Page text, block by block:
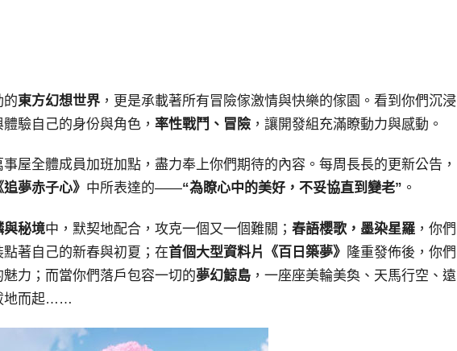
的東方幻想世界 ，更是承載著所有冒險傢激情與快樂的傢園。看到你們沉浸
驗自己的身份與角色， 率性戰鬥、冒險 ，讓開發組充滿瞭動力與感動。
屋全體成員加班加點，盡力奉上你們期待的內容。每周長長的更新公告，
追夢赤子心》 中所表達的——“為瞭心中的美好，不妥協直到變老” 。
與秘境中，默契地配合，攻克一個又一個難關； 春語櫻歌，墨染星羅 ，你們
著自己的新春與初夏；在首個大型資料片《百日築夢》 隆重發佈後，你們
力；而當你們落戶包容一切的夢幻鯨島 ，一座座美輪美奐、天馬行空、遠
地而起……